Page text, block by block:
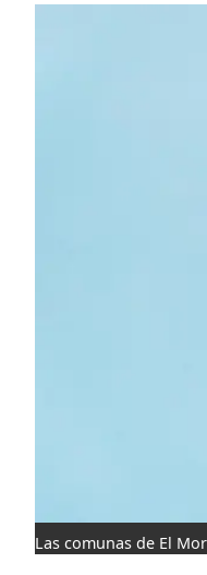
Las comunas de El